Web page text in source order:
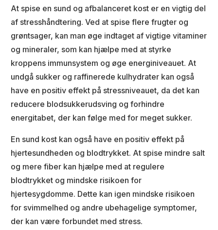
At spise en sund og afbalanceret kost er en vigtig del
af stresshåndtering. Ved at spise flere frugter og
grøntsager, kan man øge indtaget af vigtige vitaminer
og mineraler, som kan hjælpe med at styrke
kroppens immunsystem og øge energiniveauet. At
undgå sukker og raffinerede kulhydrater kan også
have en positiv effekt på stressniveauet, da det kan
reducere blodsukkerudsving og forhindre
energitabet, der kan følge med for meget sukker.
En sund kost kan også have en positiv effekt på
hjertesundheden og blodtrykket. At spise mindre salt
og mere fiber kan hjælpe med at regulere
blodtrykket og mindske risikoen for
hjertesygdomme. Dette kan igen mindske risikoen
for svimmelhed og andre ubehagelige symptomer,
der kan være forbundet med stress.